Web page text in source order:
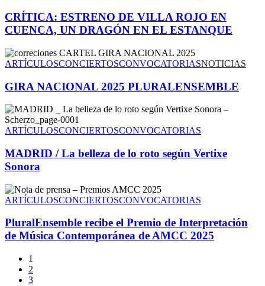
CRÍTICA: ESTRENO DE VILLA ROJO EN
CUENCA, UN DRAGÓN EN EL ESTANQUE
ARTÍCULOSCONCIERTOSCONVOCATORIASNOTICIAS
GIRA NACIONAL 2025 PLURALENSEMBLE
ARTÍCULOSCONCIERTOSCONVOCATORIAS
MADRID / La belleza de lo roto según Vertixe
Sonora
ARTÍCULOSCONCIERTOSCONVOCATORIAS
PluralEnsemble recibe el Premio de Interpretación
de Música Contemporánea de AMCC 2025
1
2
3